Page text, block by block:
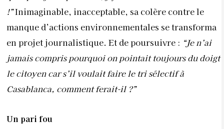
!”Inimaginable, inacceptable, sa colère contre le
manque d’actions environnementales se transforma
en projet journalistique. Et de poursuivre : “Je n’ai
jamais compris pourquoi on pointait toujours du doigt
le citoyen car s’il voulait faire le tri sélectif à
Casablanca, comment ferait-il ?”
Un pari fou